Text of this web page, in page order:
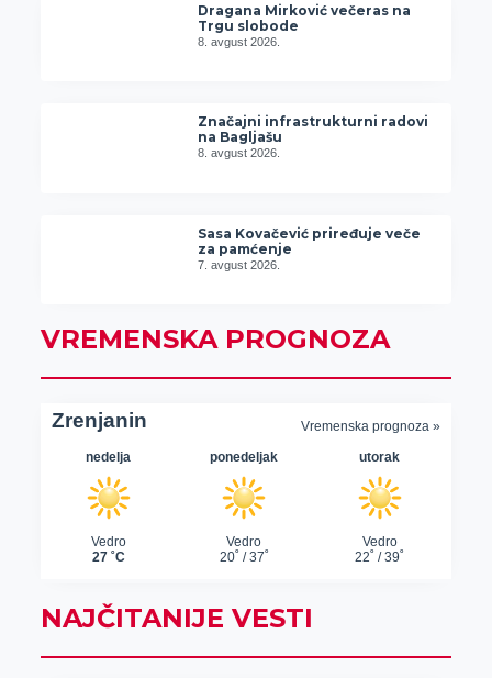
Dragana Mirković večeras na
Trgu slobode
8. avgust 2026.
Značajni infrastrukturni radovi
na Bagljašu
8. avgust 2026.
Sasa Kovačević priređuje veče
za pamćenje
7. avgust 2026.
VREMENSKA PROGNOZA
NAJČITANIJE VESTI